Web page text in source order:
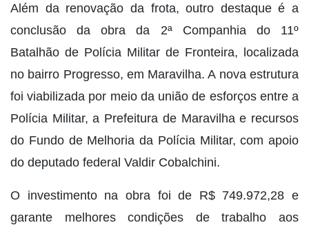
Além da renovação da frota, outro destaque é a
conclusão da obra da 2ª Companhia do 11º
Batalhão de Polícia Militar de Fronteira, localizada
no bairro Progresso, em Maravilha. A nova estrutura
foi viabilizada por meio da união de esforços entre a
Polícia Militar, a Prefeitura de Maravilha e recursos
do Fundo de Melhoria da Polícia Militar, com apoio
do deputado federal Valdir Cobalchini.
O investimento na obra foi de R$ 749.972,28 e
garante melhores condições de trabalho aos